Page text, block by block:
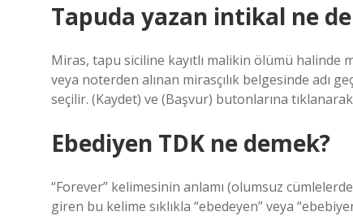
Tapuda yazan intikal ne
Miras, tapu siciline kayıtlı malikin ölümü halinde
veya noterden alınan mirasçılık belgesinde adı
seçilir. (Kaydet) ve (Başvur) butonlarına tıklanarak
Ebediyen TDK ne demek?
“Forever” kelimesinin anlamı (olumsuz
giren bu kelime sıklıkla “ebedeyen” veya